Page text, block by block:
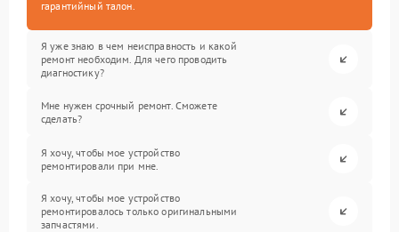
гарантийный талон.
Я уже знаю в чем неисправность и какой
ремонт необходим. Для чего проводить
диагностику?
Мне нужен срочный ремонт. Сможете
сделать?
Я хочу, чтобы мое устройство
ремонтировали при мне.
Я хочу, чтобы мое устройство
ремонтировалось только оригинальными
запчастями.